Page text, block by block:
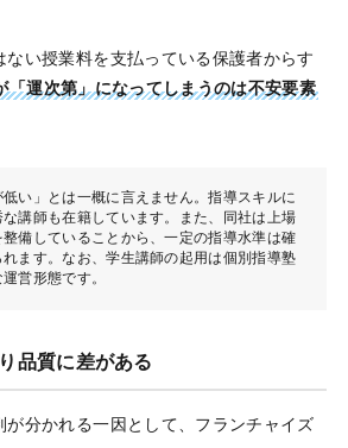
ない授業料を支払っている保護者からす
「運次第」になってしまうのは不安要素
低い」とは一概に言えません。指導スキルに
講師も在籍しています。また、同社は上場
備していることから、一定の指導水準は確
ます。なお、学生講師の起用は個別指導塾
営形態です。
品質に差がある
が分かれる一因として、フランチャイズ